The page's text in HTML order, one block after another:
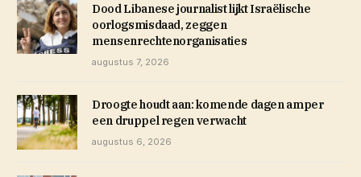
Dood Libanese journalist lijkt Israëlische
oorlogsmisdaad, zeggen
mensenrechtenorganisaties
augustus 7, 2026
Droogte houdt aan: komende dagen amper
een druppel regen verwacht
augustus 6, 2026